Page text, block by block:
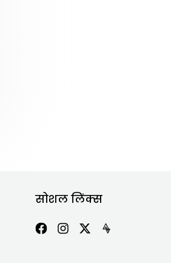
सोशल लिंक्स